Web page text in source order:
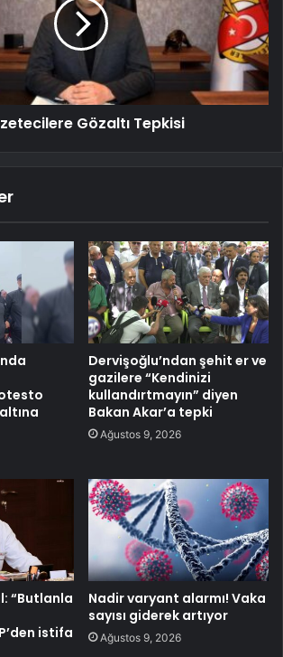
Gözaltı Tepkisi
Dervişoğlu’ndan şehit er ve
gazilere “Kendinizi
kullandırtmayın” diyen
Bakan Akar’a tepki
Ağustos 9, 2026
“Butlanla
istifa
Nadir varyant alarmı! Vaka
sayısı giderek artıyor
Ağustos 9, 2026